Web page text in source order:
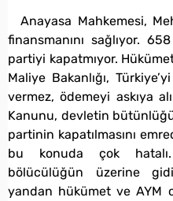
Anayasa Mahkemesi,
finansmanını sağlıyor.
partiyi kapatmıyor.
Maliye Bakanlığı,
vermez, ödemeyi askıya
Kanunu, devletin
partinin kapatılmasını
bu konuda çok
bölücülüğün üzerine
yandan hükümet ve AYM